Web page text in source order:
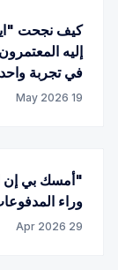
كيف نجحت
إليه
في تجربة
19 May 2026
"أمسك بي إن
وراء
29 Apr 2026